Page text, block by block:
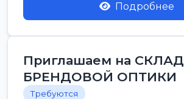
Подробнее
Приглашаем на СКЛАД
БРЕНДОВОЙ ОПТИКИ
Требуются